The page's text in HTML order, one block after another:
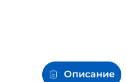
Описание